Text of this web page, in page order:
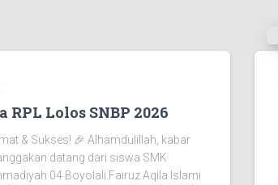
RPL Lolos SNBP 2026
& Sukses! 🎉 Alhamdulillah, kabar
datang dari siswa SMK
04 Boyolali.Fairuz Aqila Islami